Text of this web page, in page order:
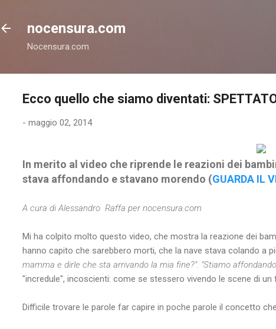
nocensura.com
Nocensura.com
Ecco quello che siamo diventati:
- maggio 02, 2014
In merito al video che riprende le reazioni dei
stava affondando e stavano morendo (GUARDA IL
A cura di Alessandro Raffa per nocensura.com
Mi ha colpito molto questo video, che mostra la reazione dei
hanno capito che sarebbero morti, che la nave stava colando a
mamma e dirle che sta arrivando la mia fine?". "Stiamo
"incredule", incoscienti: come se stessero vivendo le scene di un
Difficile trovare le parole far capire in poche parole il concetto